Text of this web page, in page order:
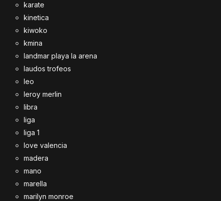
karate
kinetica
kiwoko
kmina
landmar playa la arena
laudos trofeos
leo
leroy merlin
libra
liga
liga 1
love valencia
madera
mano
marella
marilyn monroe